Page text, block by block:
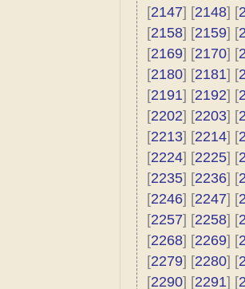
[2147] [2148] [
[2158] [2159] [
[2169] [2170] [
[2180] [2181] [
[2191] [2192] [
[2202] [2203] [
[2213] [2214] [
[2224] [2225] [
[2235] [2236] [
[2246] [2247] [
[2257] [2258] [
[2268] [2269] [
[2279] [2280] [
[2290] [2291] [